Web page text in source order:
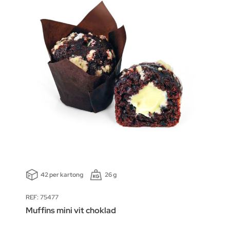
42 per kartong 26 g
REF: 75477
Muffins mini vit choklad